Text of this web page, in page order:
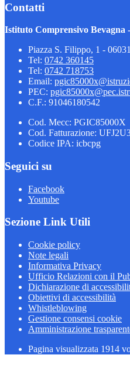
Contatti
Istituto Comprensivo Bevagna
Piazza S. Filippo, 1 -
Tel: 0742 360145
Tel: 0742 718753
Email:
PEC:
C.F.: 91046180542
Cod. Mecc: PGIC85000X
Cod. Fatturazione:
Codice IPA: icbcpg
Seguici su
Facebook
Youtube
Sezione Link Utili
Cookie policy
Note legali
Informativa Privacy
Ufficio Relazioni con il
Dichiarazione di
Obiettivi di accessibilità
Whistleblowing
Gestione consensi cookie
Amministrazione
Pagina visualizzata 1914